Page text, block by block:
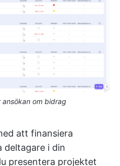
om bidrag
att finansiera
deltagare i din
presentera projektet